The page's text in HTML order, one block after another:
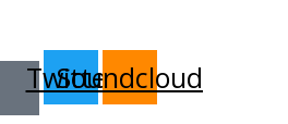
Twitter
Soundcloud